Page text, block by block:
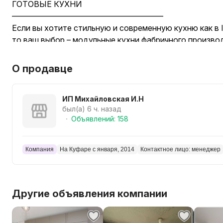
ГОТОВЫЕ КУХНИ
––––––––––––––––––––––––––––––––––––––
Если вы хотите стильную и современную кухню как в
то ваш выбор – модульные кухни фабричного
Так же можно сделать кухню любого размера,
модулей, размеров и материалов.
Что мы предлагаем:
- Бесплатный 3D-проект кухни, который наглядно
модулей и размеры.
ярких глянцевых расцветок).
Так же в стоимость набора для кухни входит:
- Столешница
- Стандартные ручки.
О продавце
ИП Михайловская И.Н
был(а) 6 ч. назад
Объявлений: 158
Компания На Куфаре с января, 2014 Контактное лицо: менеджер
Другие объявления компании